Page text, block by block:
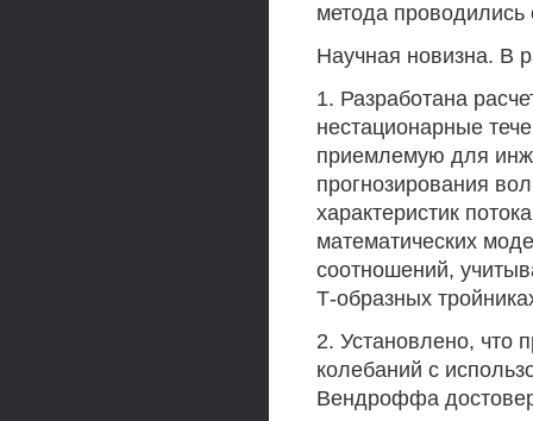
метода
Научная новизна. В
1. Разработана
нестационарные
приемлемую для
прогнозирования
характеристик
математических
соотношений,
Т-образных
2. Установлено, что
колебаний с
Вендроффа